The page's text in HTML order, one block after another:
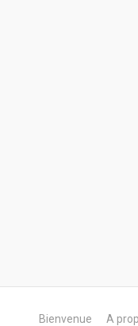
Bienvenue A